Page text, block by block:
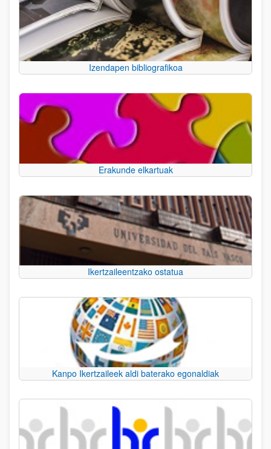
Izendapen bibliografikoa
Erakunde elkartuak
Ikertzaileentzako ostatua
Kanpo Ikertzaileek aldi baterako egonaldiak